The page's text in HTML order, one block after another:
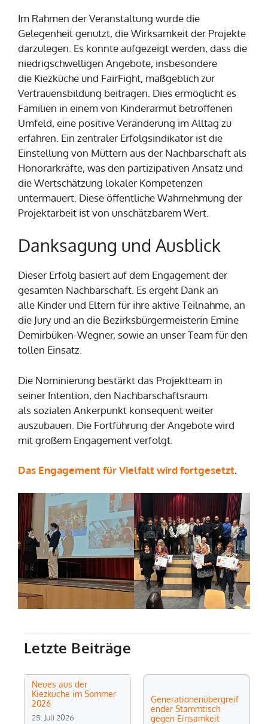
Im Rahmen der Veranstaltung wurde die
Gelegenheit genutzt, die Wirksamkeit der Projekte
darzulegen. Es konnte aufgezeigt werden, dass die
niedrigschwelligen Angebote, insbesondere
die Kiezküche und FairFight, maßgeblich zur
Vertrauensbildung beitragen. Dies ermöglicht es
Familien in einem von Kinderarmut betroffenen
Umfeld, eine positive Veränderung im Alltag zu
erfahren. Ein zentraler Erfolgsindikator ist die
Einstellung von Müttern aus der Nachbarschaft als
Honorarkräfte, was den partizipativen Ansatz und
die Wertschätzung lokaler Kompetenzen
untermauert. Diese öffentliche Wahrnehmung der
Projektarbeit ist von unschätzbarem Wert.
Danksagung und Ausblick
Dieser Erfolg basiert auf dem Engagement der
gesamten Nachbarschaft. Es ergeht Dank an
alle Kinder und Eltern für ihre aktive Teilnahme, an
die Jury und an die Bezirksbürgermeisterin Emine
Demirbüken-Wegner, sowie an unser Team für den
tollen Einsatz.
Die Nominierung bestärkt das Projektteam in
seiner Intention, den Nachbarschaftsraum
als sozialen Ankerpunkt konsequent weiter
auszubauen. Die Fortführung der Angebote wird
mit großem Engagement verfolgt.
Das Engagement für Vielfalt wird fortgesetzt.
Letzte Beiträge
Neues aus der
Kiezküche im Sommer
2026
25. Juli 2026
Generationenübergreif
ender Stammtisch
gegen Einsamkeit